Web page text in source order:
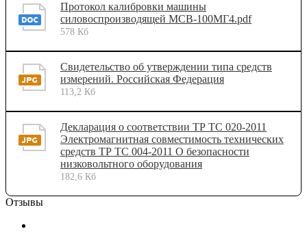
Протокол калибровки машины
силовоспроизводящей МСВ-100МГ4.pdf
578 Кб
Свидетельство об утверждении типа средств
измерений. Российская Федерация
113,2 Кб
Декларация о соответствии ТР ТС 020-2011
Электромагнитная совместимость технических
средств ТР ТС 004-2011 О безопасности
низковольтного оборудования
182,6 Кб
Отзывы